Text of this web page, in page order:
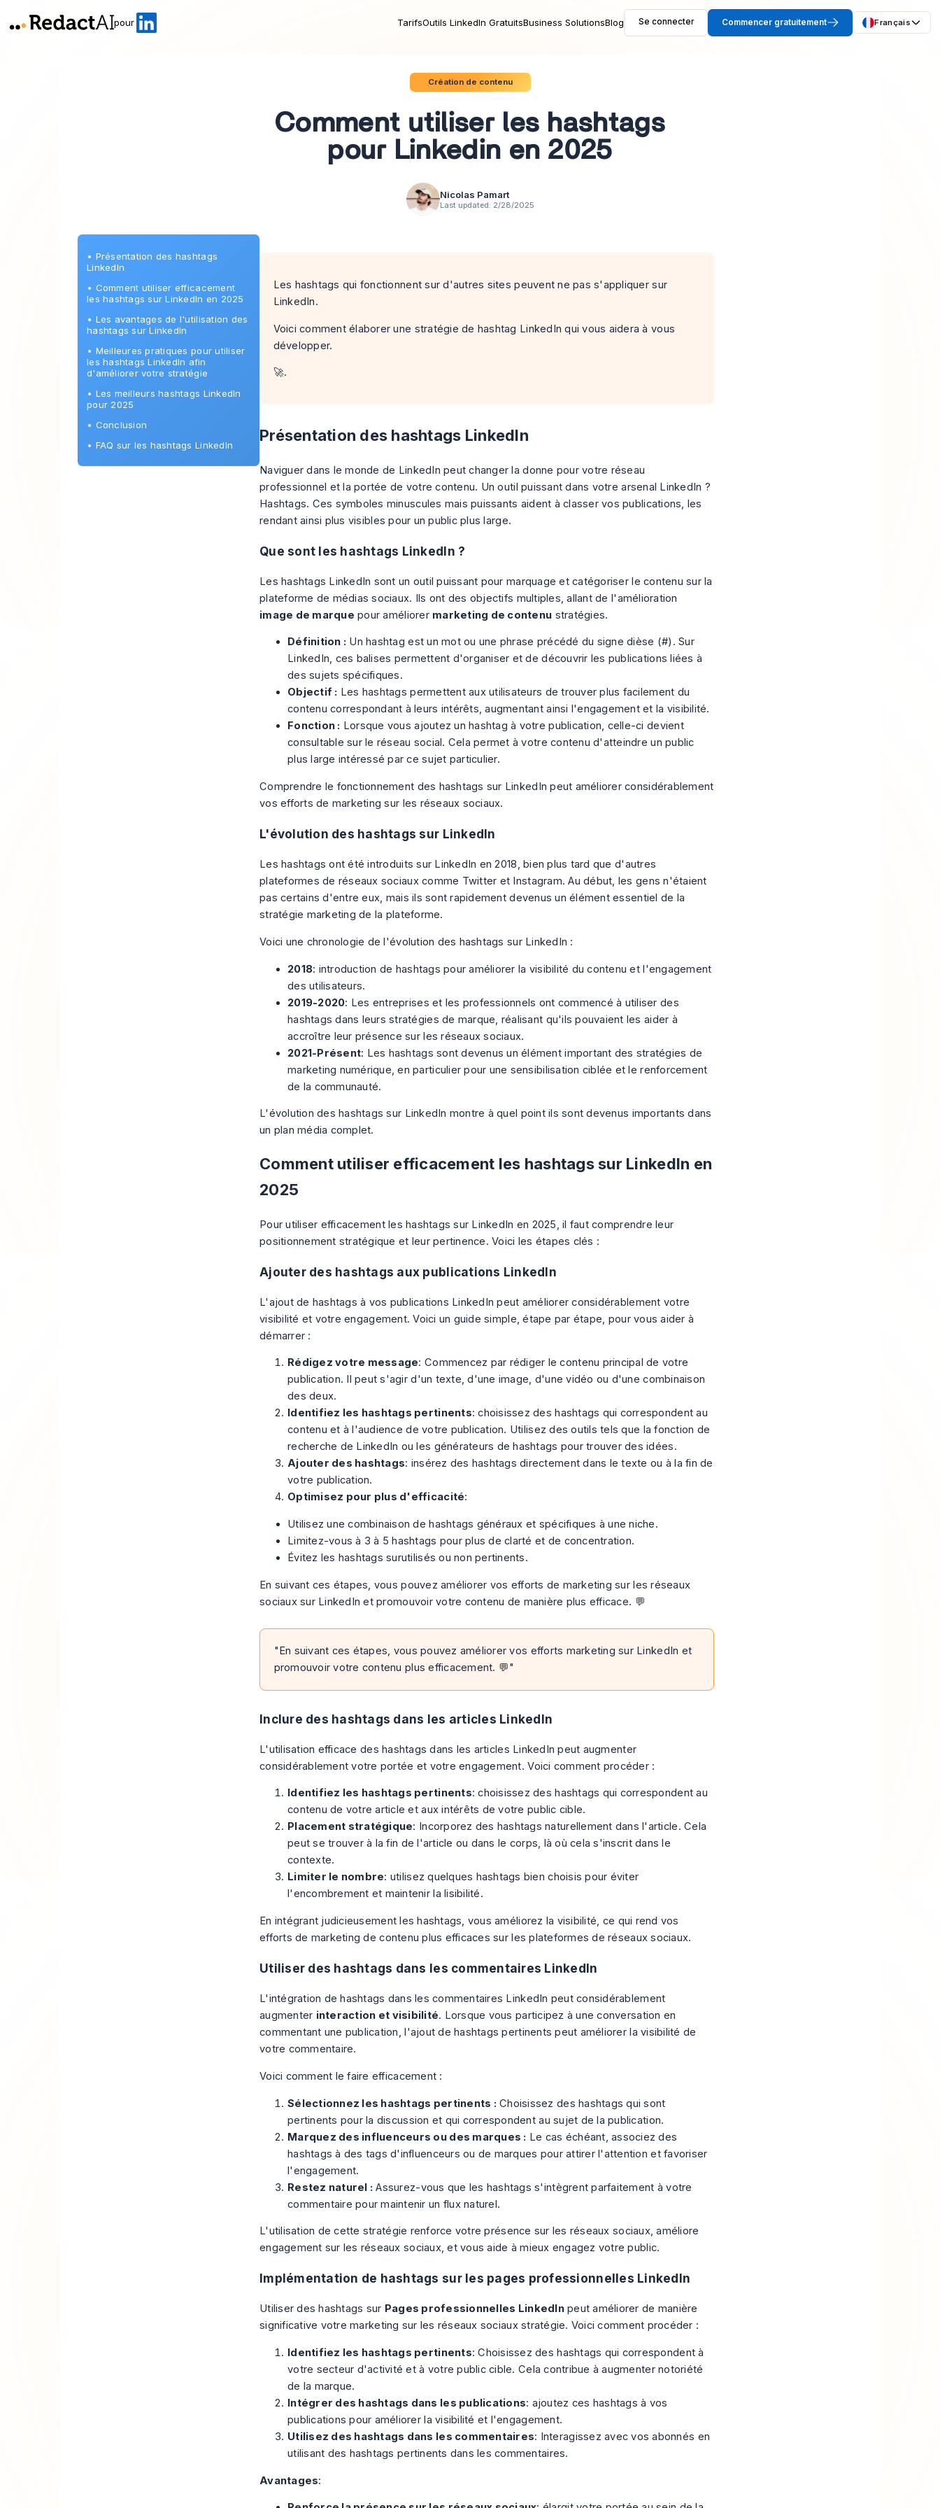
pour TarifsOutils LinkedIn GratuitsBusiness SolutionsBlog Se connecter Commencer gratuitement Français
Création de contenu
Comment utiliser les hashtags
pour Linkedin en 2025
Nicolas Pamart
Last updated: 2/28/2025
• Présentation des hashtags
LinkedIn
• Comment utiliser efficacement
les hashtags sur LinkedIn en 2025
• Les avantages de l'utilisation des
hashtags sur LinkedIn
• Meilleures pratiques pour utiliser
les hashtags LinkedIn afin
d'améliorer votre stratégie
• Les meilleurs hashtags LinkedIn
pour 2025
• Conclusion
• FAQ sur les hashtags LinkedIn
Les hashtags qui fonctionnent sur d'autres sites peuvent ne pas s'appliquer sur
LinkedIn.
Voici comment élaborer une stratégie de hashtag LinkedIn qui vous aidera à vous
développer.
🚀.
Présentation des hashtags LinkedIn
Naviguer dans le monde de LinkedIn peut changer la donne pour votre réseau
professionnel et la portée de votre contenu. Un outil puissant dans votre arsenal LinkedIn ?
Hashtags. Ces symboles minuscules mais puissants aident à classer vos publications, les
rendant ainsi plus visibles pour un public plus large.
Que sont les hashtags LinkedIn ?
Les hashtags LinkedIn sont un outil puissant pour marquage et catégoriser le contenu sur la
plateforme de médias sociaux. Ils ont des objectifs multiples, allant de l'amélioration
image de marque pour améliorer marketing de contenu stratégies.
Définition : Un hashtag est un mot ou une phrase précédé du signe dièse (#). Sur
LinkedIn, ces balises permettent d'organiser et de découvrir les publications liées à
des sujets spécifiques.
Objectif : Les hashtags permettent aux utilisateurs de trouver plus facilement du
contenu correspondant à leurs intérêts, augmentant ainsi l'engagement et la visibilité.
Fonction : Lorsque vous ajoutez un hashtag à votre publication, celle-ci devient
consultable sur le réseau social. Cela permet à votre contenu d'atteindre un public
plus large intéressé par ce sujet particulier.
Comprendre le fonctionnement des hashtags sur LinkedIn peut améliorer considérablement
vos efforts de marketing sur les réseaux sociaux.
L'évolution des hashtags sur LinkedIn
Les hashtags ont été introduits sur LinkedIn en 2018, bien plus tard que d'autres
plateformes de réseaux sociaux comme Twitter et Instagram. Au début, les gens n'étaient
pas certains d'entre eux, mais ils sont rapidement devenus un élément essentiel de la
stratégie marketing de la plateforme.
Voici une chronologie de l'évolution des hashtags sur LinkedIn :
2018: introduction de hashtags pour améliorer la visibilité du contenu et l'engagement
des utilisateurs.
2019-2020: Les entreprises et les professionnels ont commencé à utiliser des
hashtags dans leurs stratégies de marque, réalisant qu'ils pouvaient les aider à
accroître leur présence sur les réseaux sociaux.
2021-Présent: Les hashtags sont devenus un élément important des stratégies de
marketing numérique, en particulier pour une sensibilisation ciblée et le renforcement
de la communauté.
L'évolution des hashtags sur LinkedIn montre à quel point ils sont devenus importants dans
un plan média complet.
Comment utiliser efficacement les hashtags sur LinkedIn en
2025
Pour utiliser efficacement les hashtags sur LinkedIn en 2025, il faut comprendre leur
positionnement stratégique et leur pertinence. Voici les étapes clés :
Ajouter des hashtags aux publications LinkedIn
L'ajout de hashtags à vos publications LinkedIn peut améliorer considérablement votre
visibilité et votre engagement. Voici un guide simple, étape par étape, pour vous aider à
démarrer :
Rédigez votre message: Commencez par rédiger le contenu principal de votre
publication. Il peut s'agir d'un texte, d'une image, d'une vidéo ou d'une combinaison
des deux.
Identifiez les hashtags pertinents: choisissez des hashtags qui correspondent au
contenu et à l'audience de votre publication. Utilisez des outils tels que la fonction de
recherche de LinkedIn ou les générateurs de hashtags pour trouver des idées.
Ajouter des hashtags: insérez des hashtags directement dans le texte ou à la fin de
votre publication.
Optimisez pour plus d'efficacité:
Utilisez une combinaison de hashtags généraux et spécifiques à une niche.
Limitez-vous à 3 à 5 hashtags pour plus de clarté et de concentration.
Évitez les hashtags surutilisés ou non pertinents.
En suivant ces étapes, vous pouvez améliorer vos efforts de marketing sur les réseaux
sociaux sur LinkedIn et promouvoir votre contenu de manière plus efficace. 💬
"En suivant ces étapes, vous pouvez améliorer vos efforts marketing sur LinkedIn et
promouvoir votre contenu plus efficacement. 💬"
Inclure des hashtags dans les articles LinkedIn
L'utilisation efficace des hashtags dans les articles LinkedIn peut augmenter
considérablement votre portée et votre engagement. Voici comment procéder :
Identifiez les hashtags pertinents: choisissez des hashtags qui correspondent au
contenu de votre article et aux intérêts de votre public cible.
Placement stratégique: Incorporez des hashtags naturellement dans l'article. Cela
peut se trouver à la fin de l'article ou dans le corps, là où cela s'inscrit dans le
contexte.
Limiter le nombre: utilisez quelques hashtags bien choisis pour éviter
l'encombrement et maintenir la lisibilité.
En intégrant judicieusement les hashtags, vous améliorez la visibilité, ce qui rend vos
efforts de marketing de contenu plus efficaces sur les plateformes de réseaux sociaux.
Utiliser des hashtags dans les commentaires LinkedIn
L'intégration de hashtags dans les commentaires LinkedIn peut considérablement
augmenter interaction et visibilité. Lorsque vous participez à une conversation en
commentant une publication, l'ajout de hashtags pertinents peut améliorer la visibilité de
votre commentaire.
Voici comment le faire efficacement :
Sélectionnez les hashtags pertinents : Choisissez des hashtags qui sont
pertinents pour la discussion et qui correspondent au sujet de la publication.
Marquez des influenceurs ou des marques : Le cas échéant, associez des
hashtags à des tags d'influenceurs ou de marques pour attirer l'attention et favoriser
l'engagement.
Restez naturel : Assurez-vous que les hashtags s'intègrent parfaitement à votre
commentaire pour maintenir un flux naturel.
L'utilisation de cette stratégie renforce votreprésence sur les réseaux sociaux, améliore
engagement sur les réseaux sociaux, et vous aide à mieux engagez votre public.
Implémentation de hashtags sur les pages professionnelles LinkedIn
Utiliser des hashtags sur Pages professionnelles LinkedInpeut améliorer de manière
significative votremarketing sur les réseaux sociauxstratégie. Voici comment procéder :
Identifiez les hashtags pertinents: Choisissez des hashtags qui correspondent à
votre secteur d'activité et à votre public cible. Cela contribue à augmenternotoriété
de la marque.
Intégrer des hashtags dans les publications: ajoutez ces hashtags à vos
publications pour améliorer la visibilité et l'engagement.
Utilisez des hashtags dans les commentaires: Interagissez avec vos abonnés en
utilisant des hashtags pertinents dans les commentaires.
Avantages: